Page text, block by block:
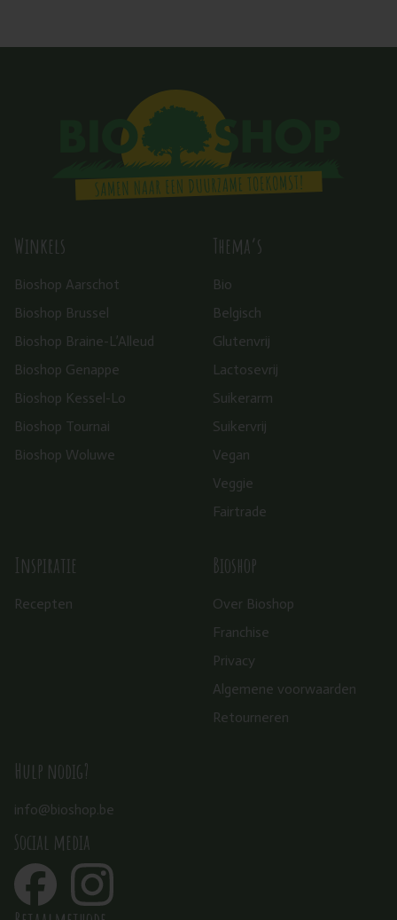
Winkels
Bioshop Aarschot
Bioshop Brussel
Bioshop Braine-L’Alleud
Bioshop Genappe
Bioshop Kessel-Lo
Bioshop Tournai
Bioshop Woluwe
Thema’s
Bio
Belgisch
Glutenvrij
Lactosevrij
Suikerarm
Suikervrij
Vegan
Veggie
Fairtrade
Inspiratie
Recepten
Bioshop
Over Bioshop
Franchise
Privacy
Algemene voorwaarden
Retourneren
Hulp nodig?
info@bioshop.be
Social media